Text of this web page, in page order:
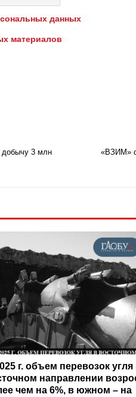
данных
материалов
добычу 3 млн
«ВЗИМ»
г. объем перевозок угля
направлении
чем на 6%, в южном – на